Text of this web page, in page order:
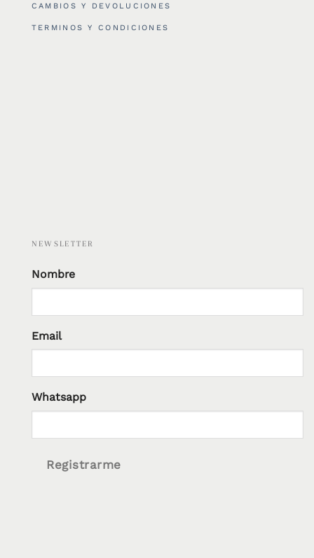
CAMBIOS Y DEVOLUCIONES
TERMINOS Y CONDICIONES
NEWSLETTER
Nombre
Email
Whatsapp
Registrarme